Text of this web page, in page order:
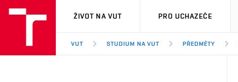
VUT
ŽIVOT NA VUT PRO UCHAZEČE
VUT STUDIUM NA VUT PŘEDMĚTY